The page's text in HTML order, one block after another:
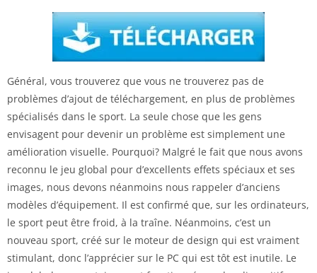
Général, vous trouverez que vous ne trouverez pas de
problèmes d’ajout de téléchargement, en plus de problèmes
spécialisés dans le sport. La seule chose que les gens
envisagent pour devenir un problème est simplement une
amélioration visuelle. Pourquoi? Malgré le fait que nous avons
reconnu le jeu global pour d’excellents effets spéciaux et ses
images, nous devons néanmoins nous rappeler d’anciens
modèles d’équipement. Il est confirmé que, sur les ordinateurs,
le sport peut être froid, à la traîne. Néanmoins, c’est un
nouveau sport, créé sur le moteur de design qui est vraiment
stimulant, donc l’apprécier sur le PC qui est tôt est inutile. Le